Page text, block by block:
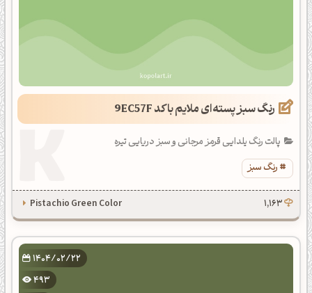
رنگ سبز پسته‌ای ملایم با کد 9EC57F
پالت رنگ یلدایی قرمز مرجانی و سبز دریایی تیره
رنگ سبز
1,163
Pistachio Green Color
1404/02/22
493